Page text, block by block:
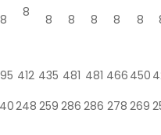
8 8 8 8 8 8 8
412 435 481 481 466 450
248 259 286 286 278 269